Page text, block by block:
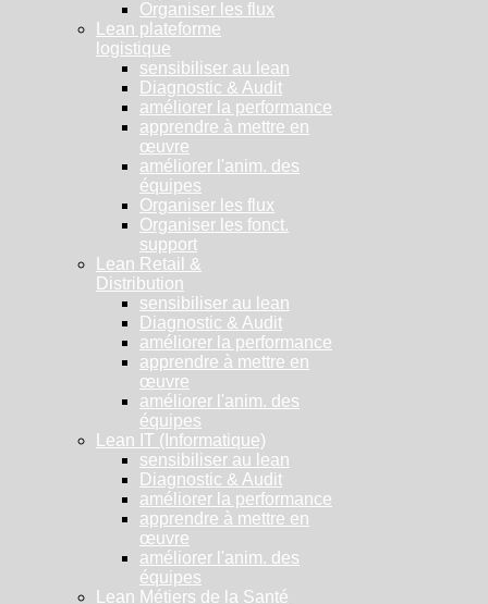
Organiser les flux
Lean plateforme
logistique
sensibiliser au lean
Diagnostic & Audit
améliorer la performance
apprendre à mettre en
œuvre
améliorer l'anim. des
équipes
Organiser les flux
Organiser les fonct.
support
Lean Retail &
Distribution
sensibiliser au lean
Diagnostic & Audit
améliorer la performance
apprendre à mettre en
œuvre
améliorer l'anim. des
équipes
Lean IT (Informatique)
sensibiliser au lean
Diagnostic & Audit
améliorer la performance
apprendre à mettre en
œuvre
améliorer l'anim. des
équipes
Lean Métiers de la Santé